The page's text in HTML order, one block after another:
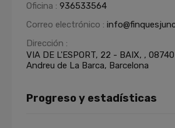
Oficina : 936533564
Correo electrónico :
Dirección :
VIA DE L'ESPORT, 22 - BAIX, ,
Andreu de La Barca, Barcelona
Progreso y estadísticas